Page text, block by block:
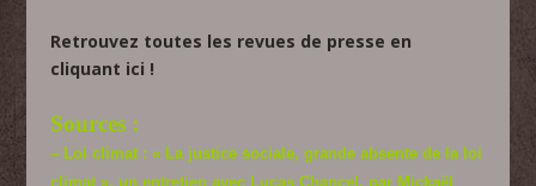
Retrouvez toutes les revues de presse en
cliquant ici !
Sources :
– Loi climat : « La justice sociale, grande absente de la loi
climat », un entretien avec Lucas Chancel, par Mickaël